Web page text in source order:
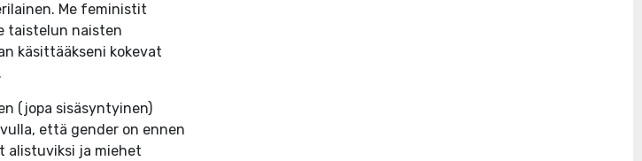
Me feministit
taistelun naisten
käsittääkseni kokevat
(jopa sisäsyntyinen)
että gender on ennen
alistuviksi ja miehet